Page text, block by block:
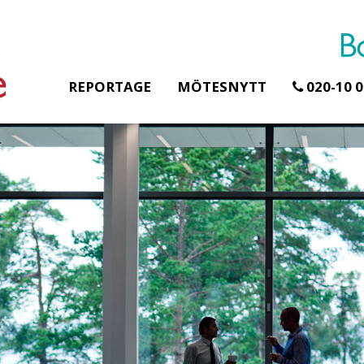
REPORTAGE MÖTESNYTT 020-10
Erbjudande från Åhus Seaside
SPA & Konferens
Åhus Seaside Take
Over erbjudande
Ta över ett helt hotell. På
stranden i Åhus. För grupper
erbjuder vi en full abonnering
av Åhus Seaside SPA &
Konferens. Under er vistelse är
hela hotellet ert ...
Erbjudande från
Hela
teamet –
skogen ingår
Samla teamet för två
konferensdagar med
övernattning i privat
skogsmiljö, endast
minuter från
bokar vårt